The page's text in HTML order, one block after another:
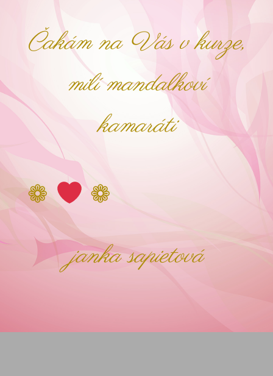
Čakám na Vás v kurze,
milí mandalkoví
kamaráti
❁
❁
janka sapietová